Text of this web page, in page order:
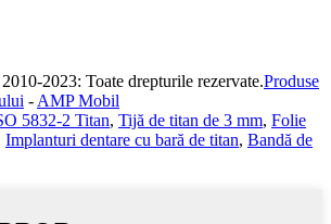
2023: Toate drepturile rezervate.Produse
- AMP Mobil
5832-2 Titan, Tijă de titan de 3 mm, Folie
Implanturi dentare cu bară de titan, Bandă de